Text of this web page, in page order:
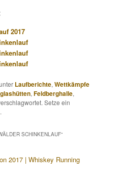
2017
Laufberichte,Wettkämpfe
,Feldberghalle,
Setze ein
.
SCHINKENLAUF“
2017 | Whiskey Running